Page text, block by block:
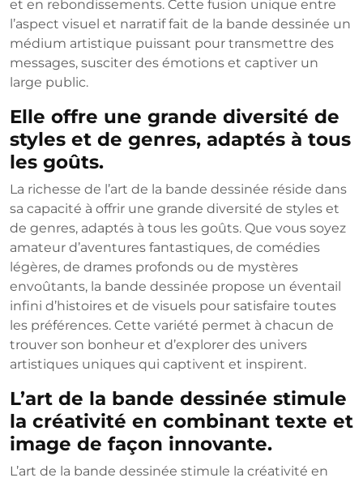
et en rebondissements. Cette fusion unique entre
l’aspect visuel et narratif fait de la bande dessinée un
médium artistique puissant pour transmettre des
messages, susciter des émotions et captiver un
large public.
Elle offre une grande diversité de
styles et de genres, adaptés à tous
les goûts.
La richesse de l’art de la bande dessinée réside dans
sa capacité à offrir une grande diversité de styles et
de genres, adaptés à tous les goûts. Que vous soyez
amateur d’aventures fantastiques, de comédies
légères, de drames profonds ou de mystères
envoûtants, la bande dessinée propose un éventail
infini d’histoires et de visuels pour satisfaire toutes
les préférences. Cette variété permet à chacun de
trouver son bonheur et d’explorer des univers
artistiques uniques qui captivent et inspirent.
L’art de la bande dessinée stimule
la créativité en combinant texte et
image de façon innovante.
L’art de la bande dessinée stimule la créativité en